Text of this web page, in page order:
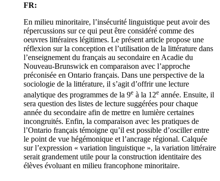
FR:
En milieu minoritaire, l’insécurité linguistique peut avoir des
répercussions sur ce qui peut être considéré comme des
oeuvres littéraires légitimes. Le présent article propose une
réflexion sur la conception et l’utilisation de la littérature dans
l’enseignement du français au secondaire en Acadie du
Nouveau-Brunswick en comparaison avec l’approche
préconisée en Ontario français. Dans une perspective de la
sociologie de la littérature, il s’agit d’offrir une lecture
analytique des programmes de la 9e à la 12e année. Ensuite, il
sera question des listes de lecture suggérées pour chaque
année du secondaire afin de mettre en lumière certaines
incongruités. Enfin, la comparaison avec les pratiques de
l’Ontario français témoigne qu’il est possible d’osciller entre
le point de vue hégémonique et l’ancrage régional. Calquée
sur l’expression « variation linguistique », la variation littéraire
serait grandement utile pour la construction identitaire des
élèves évoluant en milieu francophone minoritaire.